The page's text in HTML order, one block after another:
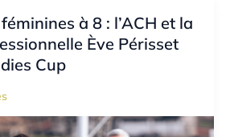
à 8 : l’ACH et la
Ève Périsset
Cup